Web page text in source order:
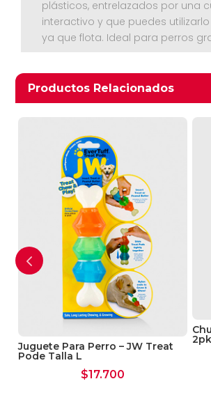
Seguir Comprando
plásticos, entrelazados por una
interactivo y que puedes
ya que flota. Ideal para perros
Productos Relacionados
Productos relacionados
Juguete Para Perro – JW Treat
Pode Talla L
$17.700
2pk